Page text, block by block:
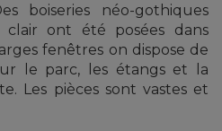
boiseries néo-gothiques
clair ont été posées dans
fenêtres on dispose de
le parc, les étangs et la
Les pièces sont vastes et